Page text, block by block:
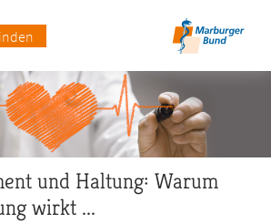
und Haltung: Warum
wirkt ...